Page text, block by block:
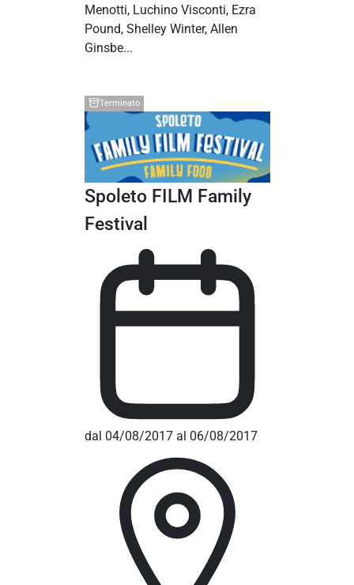
Menotti, Luchino Visconti, Ezra
Pound, Shelley Winter, Allen
Ginsbe...
Terminato
Spoleto FILM Family
Festival
dal 04/08/2017 al 06/08/2017